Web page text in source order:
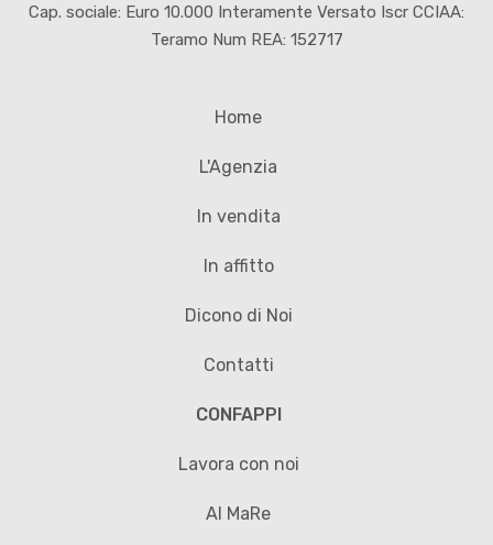
Cap. sociale: Euro 10.000 Interamente Versato Iscr CCIAA:
Teramo Num REA: 152717
Home
L'Agenzia
In vendita
In affitto
Dicono di Noi
Contatti
CONFAPPI
Lavora con noi
Al MaRe